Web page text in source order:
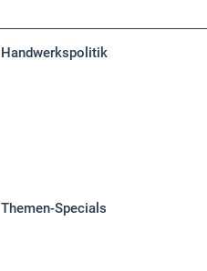
Handwerkspolitik
Themen-Specials